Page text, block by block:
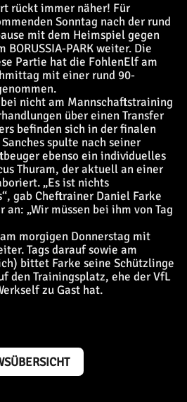
rückt immer näher! Für
Sonntag nach der rund
mit dem Heimspiel gegen
BORUSSIA-PARK weiter. Die
Partie hat die FohlenElf am
mit einer rund 90-
nicht am Mannschaftstraining
über einen Transfer
befinden sich in der finalen
spulte nach seiner
ebenso ein individuelles
Thuram, der aktuell an einer
„Es ist nichts
gab Cheftrainer Daniel Farke
„Wir müssen bei ihm von Tag
morgigen Donnerstag mit
Tags darauf sowie am
bittet Farke seine Schützlinge
den Trainingsplatz, ehe der VfL
zu Gast hat.